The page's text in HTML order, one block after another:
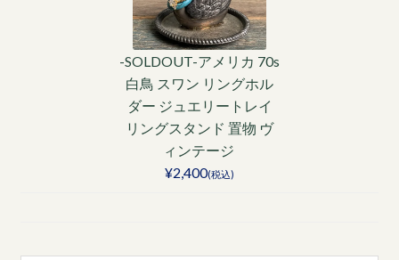
-SOLDOUT-アメリカ 70s
白鳥 スワン リングホル
ダー ジュエリートレイ
リングスタンド 置物 ヴ
ィンテージ
¥2,400(税込)